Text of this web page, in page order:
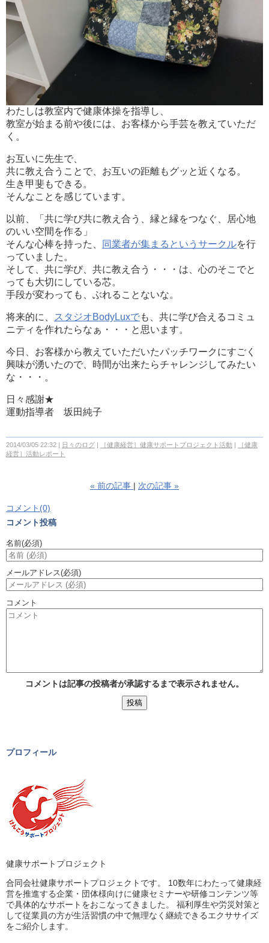
わたしは教室内で健康体操を指導し、
教室が始まる前や後には、お客様から手芸を教えていただ
く。
お互いに先生で、
共に教え合うことで、お互いの距離もグッと近くなる。
生き甲斐もできる。
そんなことを感じています。
以前、「共に学び共に教え合う、縁と縁をつなぐ、居心地
のいい空間を作る」
そんな心棒を持った、
同業者が集まるというサークルを行
っていました。
そして、共に学び、共に教え合う・・・は、心のそこでと
っても大切にしている芯。
手段が変わっても、ぶれることないな。
将来的に、 スタジオBodyLuxでも、共に学び合えるコミュ
ニティを作れたらなぁ・・・と思います。
今日、お客様から教えていただいたパッチワークにすごく
興味が湧いたので、時間が出来たらチャレンジしてみたい
な・・・。
日々感謝★
運動指導者 坂田純子
2014/03/05 22:32 日々のログ ［健康経営］健康サポートプロジェクト活動
［健康
経営］活動レポート
« 前の記事 次の記事 »
コメント(0)
コメント投稿
名前(必須)
メールアドレス(必須)
コメント
コメントは記事の投稿者が承認するまで表示されません。
プロフィール
健康サポートプロジェクト
合同会社健康サポートプロジェクトです。 10数年にわたって健康経
営を推進する企業・団体様向けに健康セミナーや研修コンテンツ等
で具体的なサポートをおこなってきました。 福利厚生や労災対策と
して従業員の方が生活習慣の中で無理なく継続できるエクササイズ
をご紹介します。